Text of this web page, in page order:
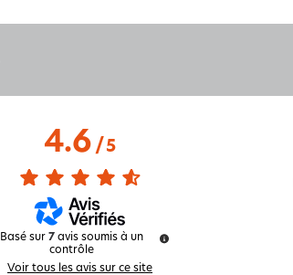
4.6/ 5
Basé sur7 avis soumis à un
contrôle
Voir tous les avis sur ce site